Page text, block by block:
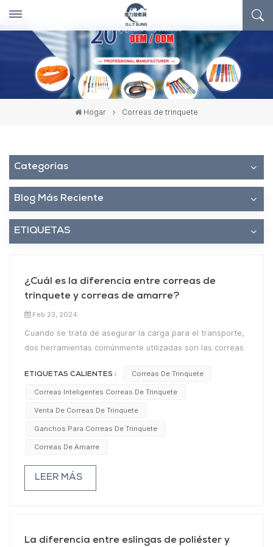
Hogar Correas de trinquete
Categorías
Blog Más Reciente
ETIQUETAS
¿Cuál es la diferencia entre correas de
trinquete y correas de amarre?
Feb 23, 2024
Cuando se trata de asegurar la carga para el transporte,
dos herramientas comúnmente utilizadas son las correas
tienen el mismo propósito general de proteger artículos,
existen claras diferencias entre los dos que pueden
afectar su efectividad en diversas situaciones. En esta
entre las correas de trinquete y las correas de amarre
para ayudarlo a elegir la herramienta adecuada para sus
necesidades de transporte. Mecanismo: Correas de
trinquete: Las correas de trinquete utilizan un mecanismo
de trinquete para apretar y asegurar la correa alrededor
segura.Correas de amarre: Las correas de amarre
ETIQUETAS CALIENTES : Correas De Trinquete
Correas Inteligentes Correas De Trinquete
Venta De Correas De Trinquete
Ganchos Para Correas De Trinquete
Correas De Amarre
LEER MÁS
La diferencia entre eslingas de poliéster y